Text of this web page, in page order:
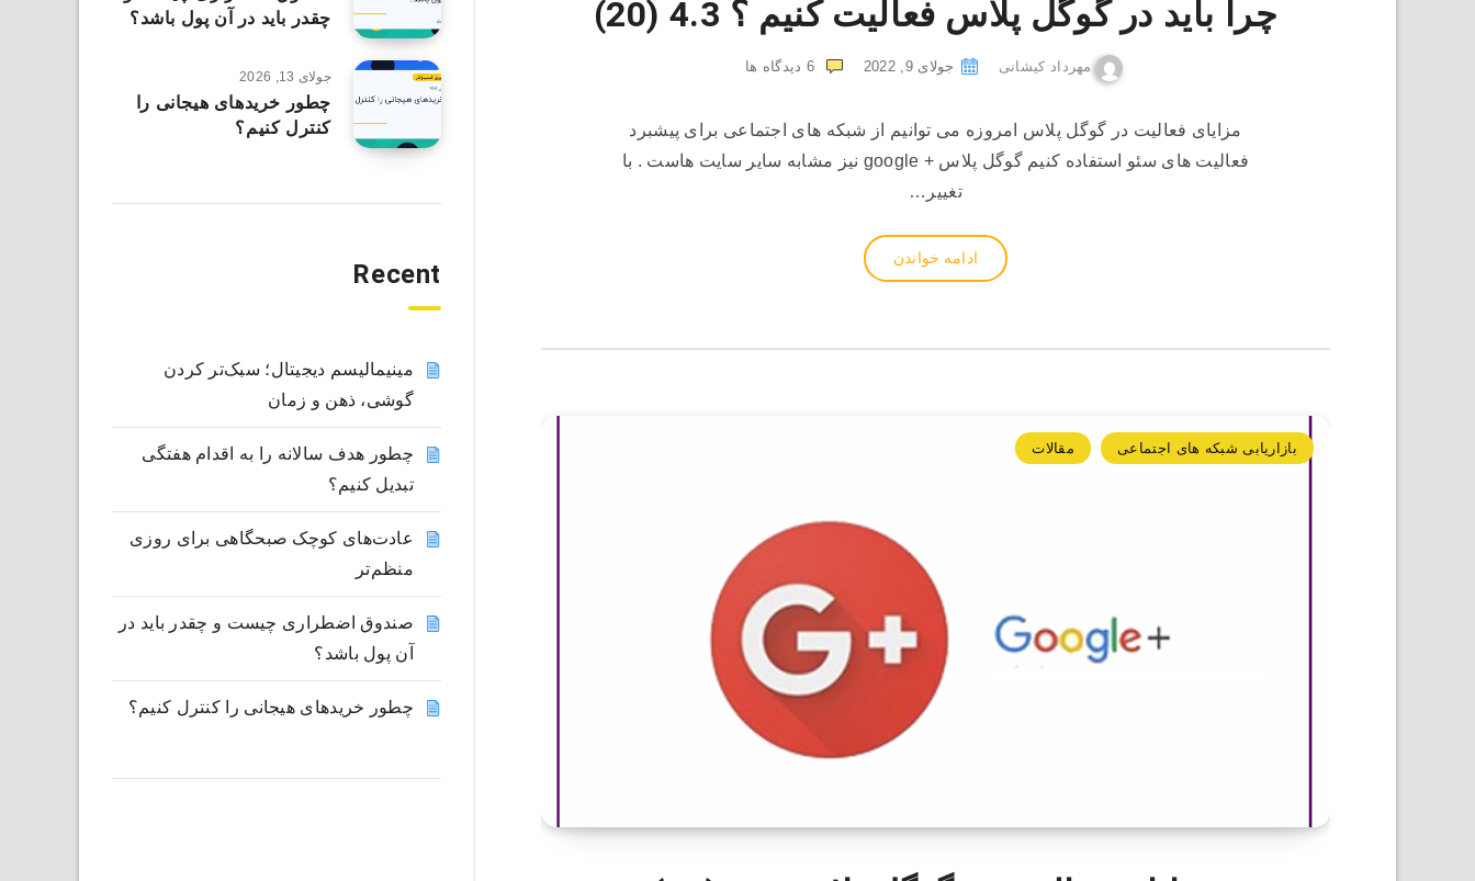
چرا باید در گوگل پلاس فعالیت کنیم ؟ 4.3 (20)
مهرداد کیشانی جولای 9, 2022 6 دیدگاه ها
مزایای فعالیت در گوگل پلاس امروزه می توانیم از شبکه های اجتماعی برای پیشبرد
فعالیت های سئو استفاده کنیم گوگل پلاس + google نیز مشابه سایر سایت هاست . با
تغییر…
ادامه خواندن
بازاریابی شبکه های اجتماعی مقالات
چقدر باید در آن پول باشد؟
جولای 13, 2026
چطور خریدهای هیجانی را
کنترل کنیم؟
Recent
مینیمالیسم دیجیتال؛ سبک‌تر کردن
گوشی، ذهن و زمان
چطور هدف سالانه را به اقدام هفتگی
تبدیل کنیم؟
عادت‌های کوچک صبحگاهی برای روزی
منظم‌تر
صندوق اضطراری چیست و چقدر باید در
آن پول باشد؟
چطور خریدهای هیجانی را کنترل کنیم؟